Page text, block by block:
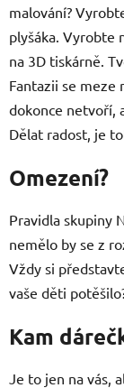
malování?
plyšáka. Vyrobte
na 3D tiskárně.
Fantazii se meze
dokonce netvoří,
Dělat radost, je
Omezení?
Pravidla skupiny
nemělo by se z
Vždy si
vaše děti
Kam
Je to jen na vás,